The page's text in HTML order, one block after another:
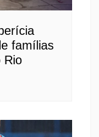
famílias
Rio